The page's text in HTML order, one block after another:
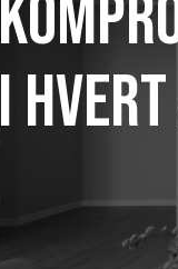
I